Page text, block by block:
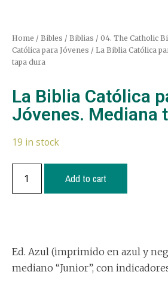
Home / Bibles / Biblias / 04. The Catholic
Católica para Jóvenes / La Biblia Católica
tapa dura
La Biblia Católica
Jóvenes. Mediana
19 in stock
Add to cart
Ed. Azul (imprimido en azul y
mediano “Junior”, con